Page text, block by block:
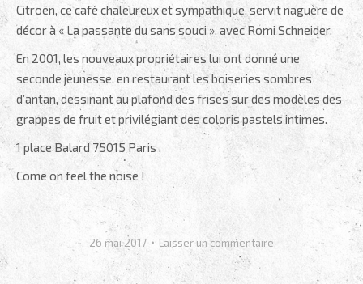
Citroën, ce café chaleureux et sympathique, servit naguère de
décor à « La passante du sans souci », avec Romi Schneider.
En 2001, les nouveaux propriétaires lui ont donné une
seconde jeunesse, en restaurant les boiseries sombres
d’antan, dessinant au plafond des frises sur des modèles des
grappes de fruit et privilégiant des coloris pastels intimes.
1 place Balard 75015 Paris .
Come on feel the noise !
26 mai 2017 Laisser un commentaire